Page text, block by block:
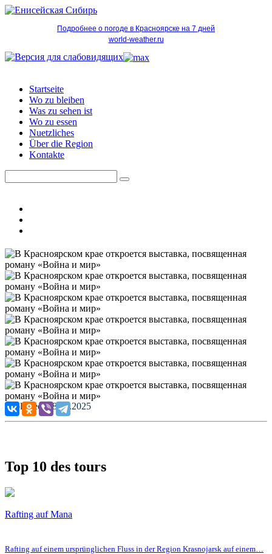
Подробнее о погоде в Красноярске на 7 дней
world-weather.ru
Startseite
Wo zu bleiben
Was zu sehen ist
Wo zu essen
Nuetzliches
Über die Region
Kontakte
Published: 28.07.2025
Top 10 des tours
Rafting auf Mana
Rafting auf einem ursprünglichen Fluss in der Region Krasnojarsk auf einem…